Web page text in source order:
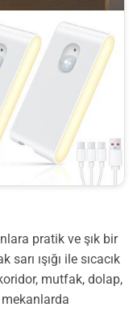
pratik ve şık bir
ışığı ile sıcacık
mutfak, dolap,
mekanlarda